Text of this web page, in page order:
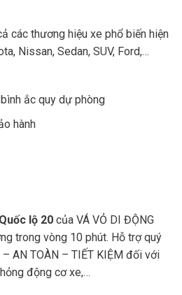
các thương hiệu xe phổ biến hiện
Nissan, Sedan, SUV, Ford,…
ắc quy dự phòng
hành
lộ 20 của VÁ VỎ DI ĐỘNG
trong vòng 10 phút. Hỗ trợ quý
AN TOÀN – TIẾT KIỆM đối với
động cơ xe,…